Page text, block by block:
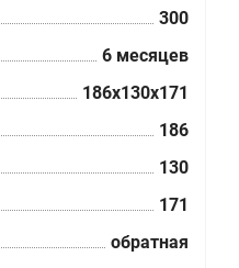
300
6 месяцев
186x130x171
186
130
171
обратная